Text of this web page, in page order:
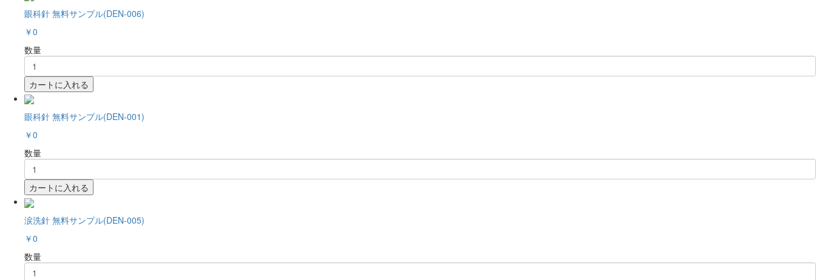
眼科針 無料サンプル(DEN-006)
￥0
数量
カートに入れる
眼科針 無料サンプル(DEN-001)
￥0
数量
カートに入れる
涙洗針 無料サンプル(DEN-005)
￥0
数量